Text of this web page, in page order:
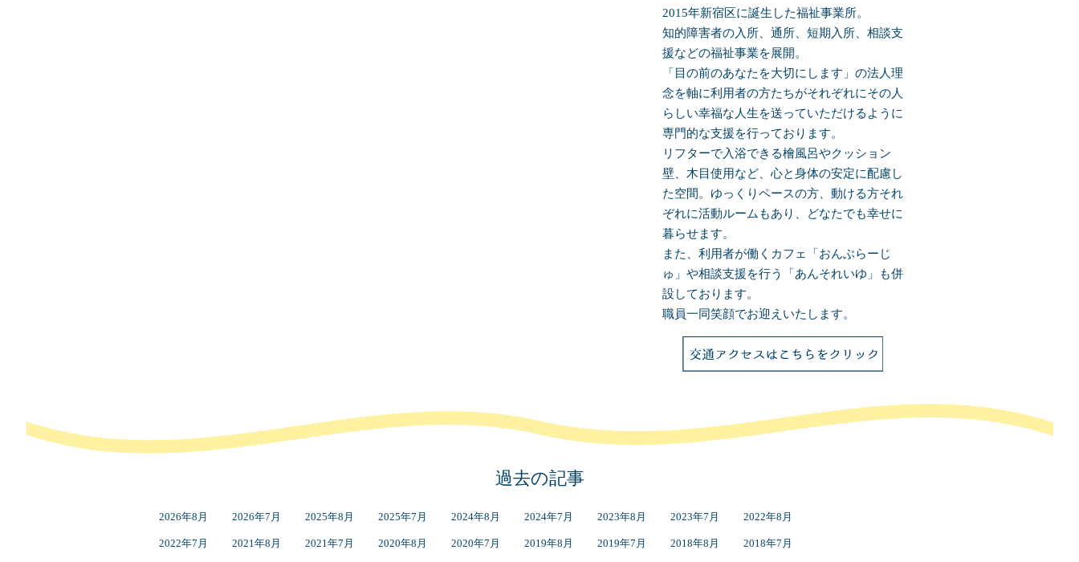
2015年新宿区に誕生した福祉事業所。
知的障害者の入所、通所、短期入所、相談支
援などの福祉事業を展開。
「目の前のあなたを大切にします」の法人理
念を軸に利用者の方たちがそれぞれにその人
らしい幸福な人生を送っていただけるように
専門的な支援を行っております。
リフターで入浴できる檜風呂やクッション
壁、木目使用など、心と身体の安定に配慮し
た空間。ゆっくりペースの方、動ける方それ
ぞれに活動ルームもあり、どなたでも幸せに
暮らせます。
また、利用者が働くカフェ「おんぶらーじ
ゅ」や相談支援を行う「あんそれいゆ」も併
設しております。
職員一同笑顔でお迎えいたします。
過去の記事
2026年8月 2026年7月 2025年8月 2025年7月 2024年8月 2024年7月 2023年8月 2023年7月 2022年8月
2022年7月 2021年8月 2021年7月 2020年8月 2020年7月 2019年8月 2019年7月 2018年8月 2018年7月